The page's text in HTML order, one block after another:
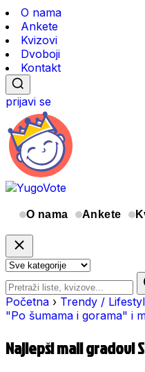
O nama
Ankete
Kvizovi
Dvoboji
Kontakt
prijavi se
O nama Ankete
Početna › Trendy /
"Po šumama i gorama" i
Najlepši mali gradovi